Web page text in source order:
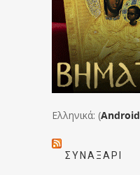
Ελληνικά: (Android
ΣΥΝΑΞΆΡΙ